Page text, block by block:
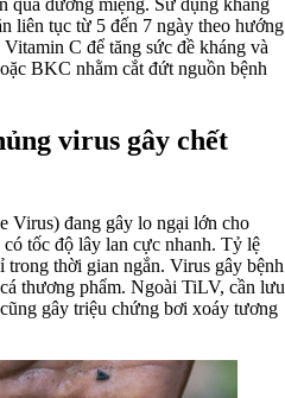
qua đường miệng. Sử dụng kháng
liên tục từ 5 đến 7 ngày theo hướng
C để tăng sức đề kháng và
BKC nhằm cắt đứt nguồn bệnh
virus gây chết
Virus) đang gây lo ngại lớn cho
tốc độ lây lan cực nhanh. Tỷ lệ
trong thời gian ngắn. Virus gây bệnh
thương phẩm. Ngoài TiLV, cần lưu
gây triệu chứng bơi xoáy tương